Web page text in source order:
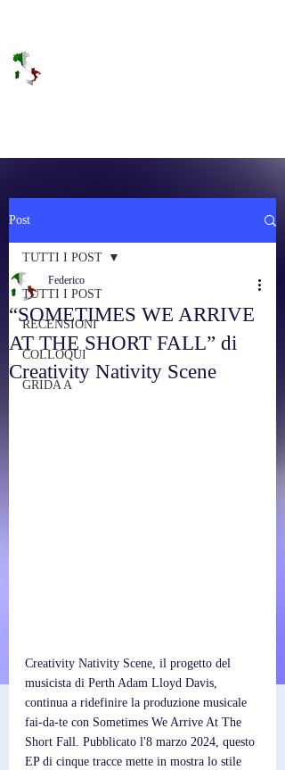
Post
TUTTI I POST
RECENSIONI
COLLOQUI
GRIDA A
TUTTI I POST
“SOMETIMES WE ARRIVE
AT THE SHORT FALL” di
Creativity Nativity Scene
Federico
Creativity Nativity Scene, il progetto del
musicista di Perth Adam Lloyd Davis,
continua a ridefinire la produzione musicale
fai-da-te con Sometimes We Arrive At The
Short Fall. Pubblicato l'8 marzo 2024, questo
EP di cinque tracce mette in mostra lo stile